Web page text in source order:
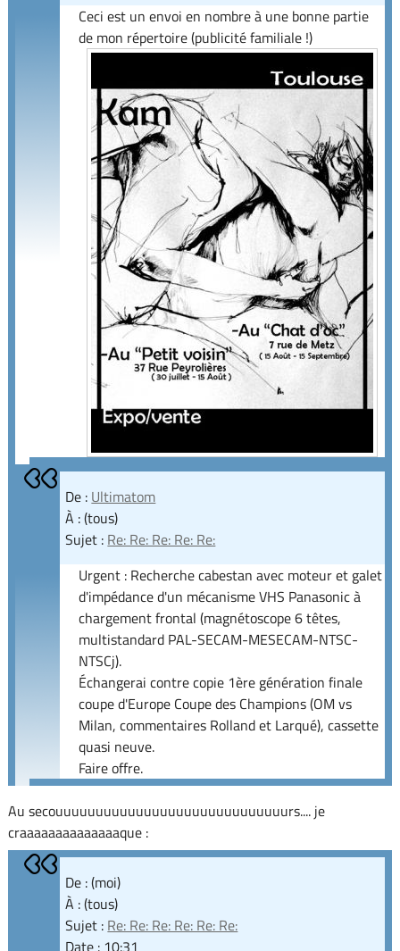
Ceci est un envoi en nombre à une bonne partie
de mon répertoire (publicité familiale !)
De : Ultimatom
À : (tous)
Sujet : Re: Re: Re: Re: Re:
Urgent : Recherche cabestan avec moteur et galet
d'impédance d'un mécanisme VHS Panasonic à
chargement frontal (magnétoscope 6 têtes,
multistandard PAL-SECAM-MESECAM-NTSC-
NTSCj).
Échangerai contre copie 1ère génération finale
coupe d'Europe Coupe des Champions (OM vs
Milan, commentaires Rolland et Larqué), cassette
quasi neuve.
Faire offre.
Au secouuuuuuuuuuuuuuuuuuuuuuuuuuuuurs.... je
craaaaaaaaaaaaaaque :
De : (moi)
À : (tous)
Sujet : Re: Re: Re: Re: Re: Re:
Date : 10:31